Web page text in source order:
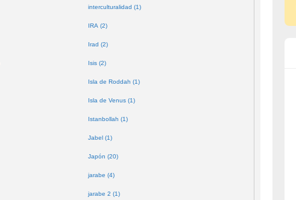
interculturalidad (1)
IRA (2)
Irad (2)
Isis (2)
Isla de Roddah (1)
Isla de Venus (1)
Istanbollah (1)
Jabel (1)
Japón (20)
jarabe (4)
jarabe 2 (1)